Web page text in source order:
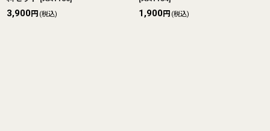
3,900円 (税込) 1,900円 (税込)